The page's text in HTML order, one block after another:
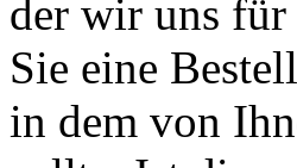
der wir uns für
Sie eine
in dem von